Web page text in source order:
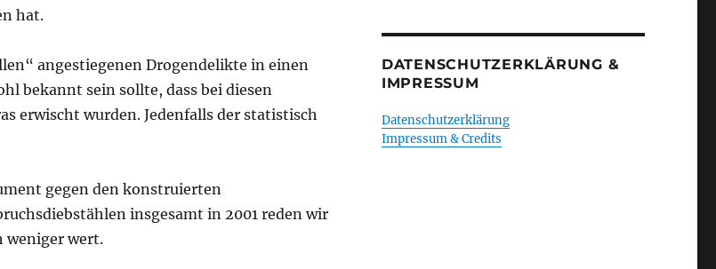
hat.
angestiegenen Drogendelikte in einen
bekannt sein sollte, dass bei diesen
erwischt wurden. Jedenfalls der statistisch
gegen den konstruierten
insgesamt in 2001 reden wir
weniger wert.
DATENSCHUTZERKLÄRUNG &
IMPRESSUM
Datenschutzerklärung
Impressum & Credits